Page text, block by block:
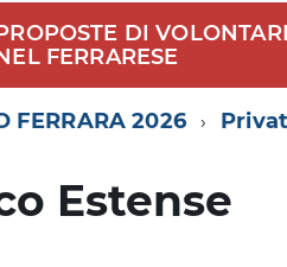
DI
FERRARESE
FERRARA 2026
Estense